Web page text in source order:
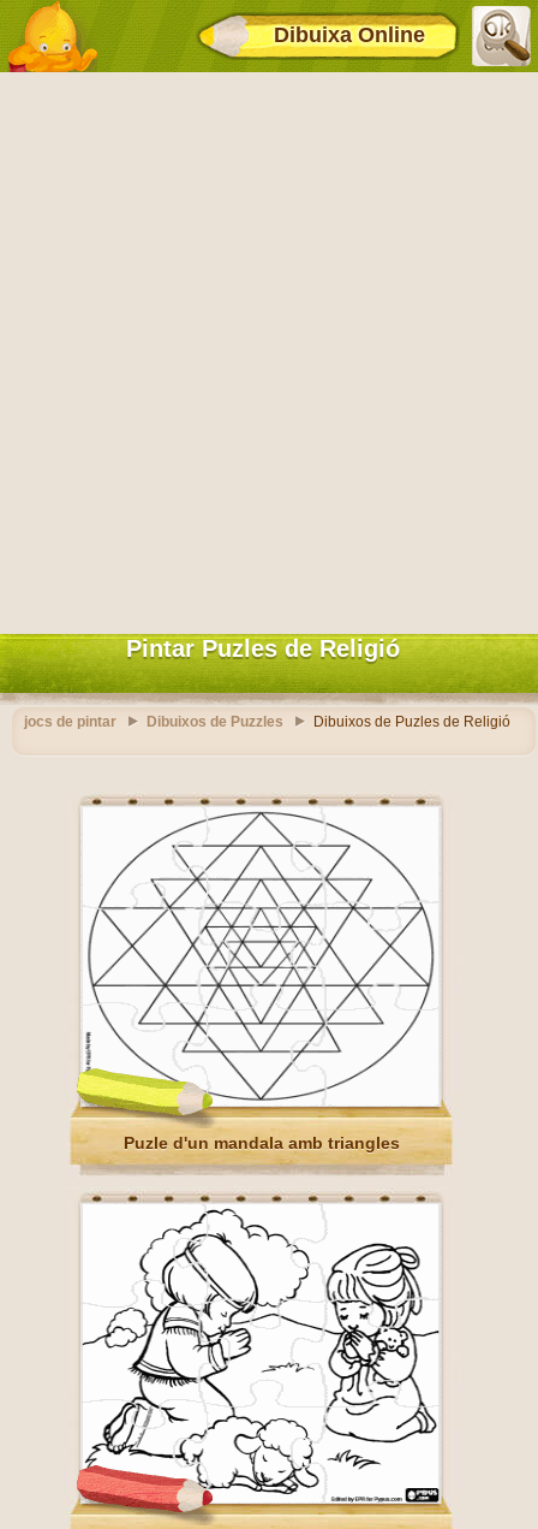
Dibuixa Online
Pintar Puzles de Religió
jocs de pintar Dibuixos de Puzzles Dibuixos de Puzles de Religió
Puzle d'un mandala amb triangles